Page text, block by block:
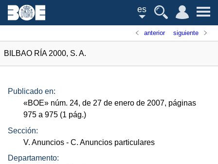
es
anterior siguiente
BILBAO RÍA 2000, S. A.
Publicado en:
«BOE» núm. 24, de 27 de enero de 2007, páginas
975 a 975 (1 pág.)
Sección:
V. Anuncios - C. Anuncios particulares
Departamento: